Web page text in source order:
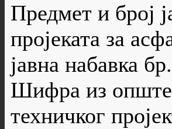
Предмет и број
пројеката за
јавна набавка
Шифра из
техничког